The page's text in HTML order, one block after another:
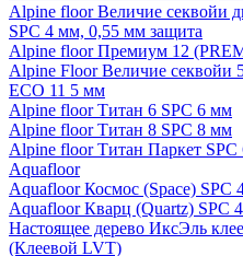
Alpine floor Величие секвойи
SPC 4 мм, 0,55 мм защита
Alpine floor Премиум 12
Alpine Floor Величие секвойи
ECO 11 5 мм
Alpine floor Титан 6 SPC 6 мм
Alpine floor Титан 8 SPC 8 мм
Alpine floor Титан Паркет SPC
Aquafloor
Aquafloor Космос (Space) SPC
Aquafloor Кварц (Quartz) SPC
Настоящее дерево ИксЭль
(Клеевой LVT)